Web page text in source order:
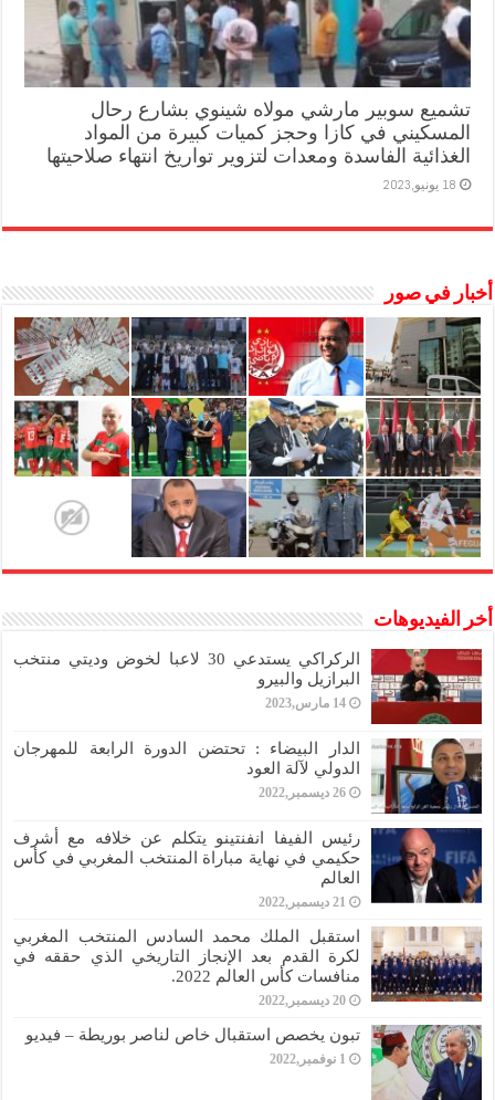
تشميع سوبير مارشي مولاه شينوي بشارع رحال
المسكيني في كازا وحجز كميات كبيرة من المواد
الغذائية الفاسدة ومعدات لتزوير تواريخ انتهاء صلاحيتها
18 يونيو,2023
أخبار في صور
أخر الفيديوهات
الركراكي يستدعي 30 لاعبا لخوض وديتي منتخب
البرازيل والبيرو
14 مارس,2023
الدار البيضاء : تحتضن الدورة الرابعة للمهرجان
الدولي لآلة العود
26 ديسمبر,2022
رئيس الفيفا انفنتينو يتكلم عن خلافه مع أشرف
حكيمي في نهاية مباراة المنتخب المغربي في كأس
العالم
21 ديسمبر,2022
استقبل الملك محمد السادس المنتخب المغربي
لكرة القدم بعد الإنجاز التاريخي الذي حققه في
منافسات كأس العالم 2022.
20 ديسمبر,2022
تبون يخصص استقبال خاص لناصر بوريطة – فيديو
1 نوفمبر,2022